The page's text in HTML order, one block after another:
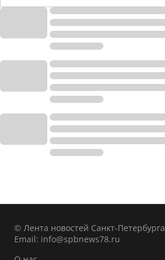
© Лента новостей Санкт-Петербурга
Email: info@spbnews78.ru